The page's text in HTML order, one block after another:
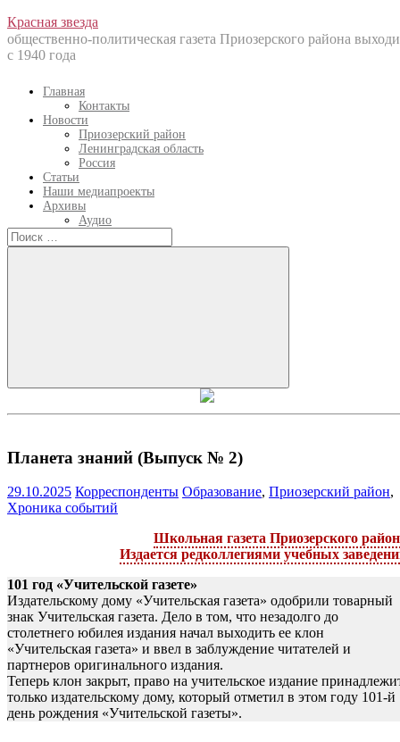
Перейти
к
содержанию
Красная звезда
общественно-политическая газета Приозерского района
с 1940 года
Главная
Контакты
Новости
Приозерский район
Ленинградская область
Россия
Статьи
Наши медиапроекты
Архивы
Аудио
Искать:
Искать
Планета знаний (Выпуск № 2)
29.10.2025 Корреспонденты Образование, Приозерский район,
Хроника событий
Школьная газета Приозерского
Издается редколлегиями учебных
101 год «Учительской газете»
Издательскому дому «Учительская газета» одобрили товарный
знак Учительская газета. Дело в том, что незадолго до
столетнего юбилея издания начал выходить ее клон
«Учительская газета» и ввел в заблуждение читателей и
партнеров оригинального издания.
Теперь клон закрыт, право на учительское издание
только издательскому дому, который отметил в этом году 101-й
день рождения «Учительской газеты».